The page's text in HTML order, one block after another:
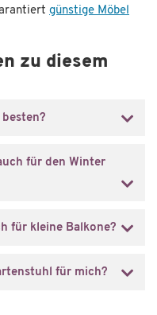
günstige Möbel
zu diesem
für den Winter
für kleine Balkone?
für mich?